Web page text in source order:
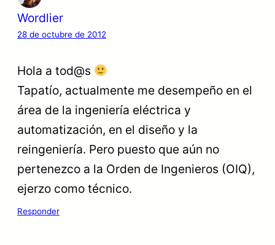
Wordlier
28 de octubre de 2012
Hola a tod@s
Tapatío, actualmente me desempeño en el
área de la ingeniería eléctrica y
automatización, en el diseño y la
reingeniería. Pero puesto que aún no
pertenezco a la Orden de Ingenieros (OIQ),
ejerzo como técnico.
Responder